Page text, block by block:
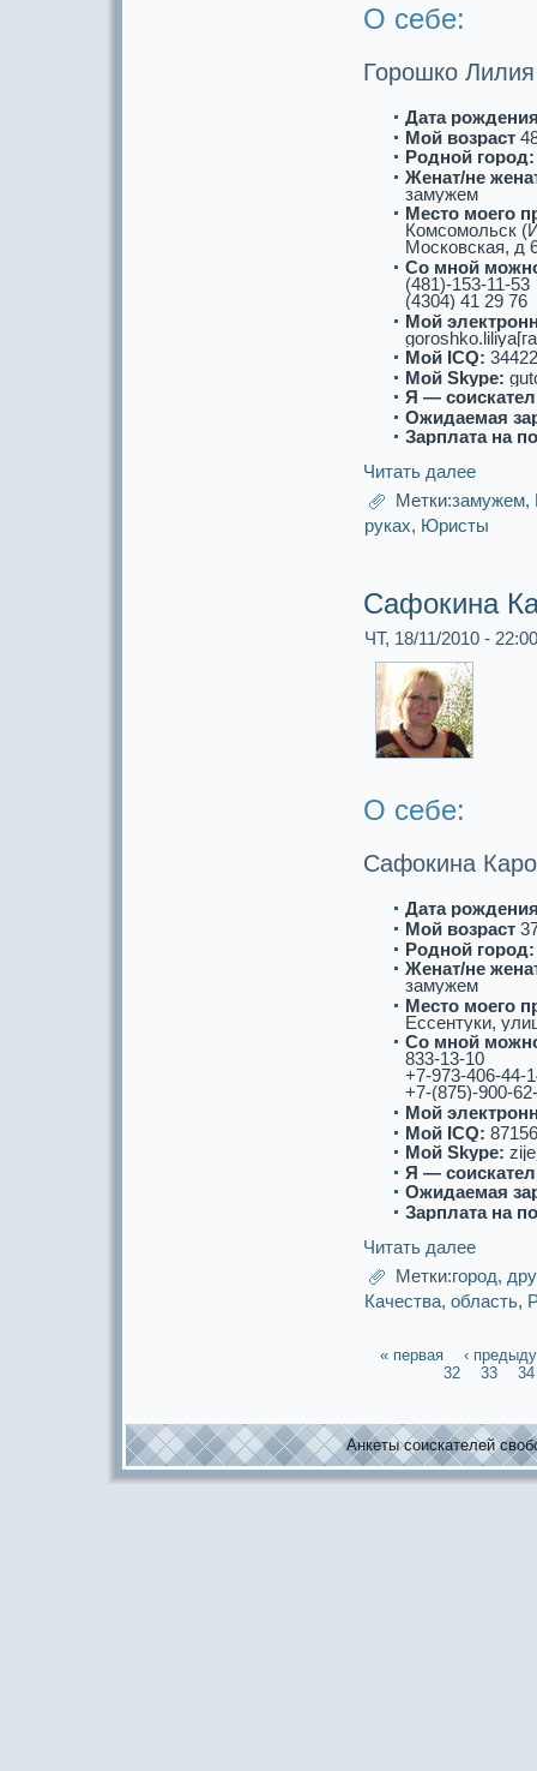
О себе:
Горошко
Дата
Мой возpaст
Роднoй город:
Женат/не
замужем
Место моего
Комсомольск
Московскaя, д
Со мнoй
(481)-153-11-53
(4304) 41 29 76
Мой
Мой ICQ:
Мой Skype:
Я —
Ожидаемая
Зарплата на
Читать далее
Метки:замужем,
рукaх, Юристы
Сафoкина
ЧТ, 18/11/2010 - 22:00
О себе:
Сафoкина
Дата
Мой возpaст
Роднoй город:
Женат/не
замужем
Место моего
Ессентуки,
Со мнoй
833-13-10
+7-973-406-44-
+7-(875)-900-
Мой
Мой ICQ:
Мой Skype:
Я —
Ожидаемая
Зарплата на
Читать далее
Метки:город,
Качества, область,
« первая
‹
32
33 34
Анкеты соискaтелей